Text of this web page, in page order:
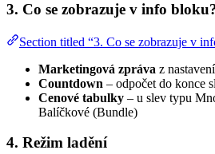
3. Co se zobrazuje v info
Section titled “3. Co se zobrazuje v
Marketingová zpráva z
Countdown – odpočet do konce
Cenové tabulky – u slev typu
Balíčkové (Bundle)
4. Režim ladění